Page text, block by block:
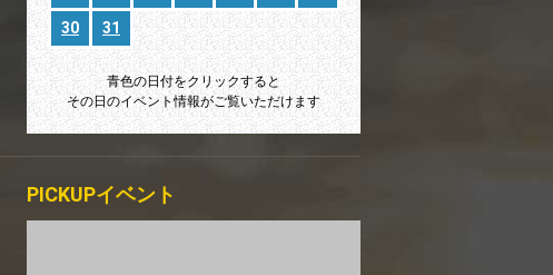
30 31
青色の日付をクリックすると
その日のイベント情報がご覧いただけます
PICKUPイベント